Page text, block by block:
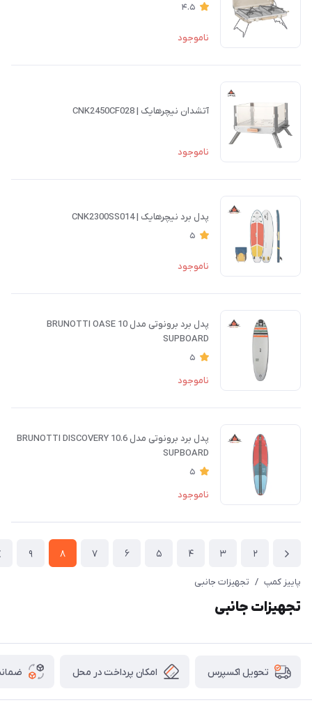
4.5
ناموجود
آتشدان نیچرهایک | CNK2450CF028
ناموجود
پدل برد نیچرهایک | CNK2300SS014
5
ناموجود
پدل برد برونوتی مدل BRUNOTTI OASE 10
SUPBOARD
5
ناموجود
پدل برد برونوتی مدل BRUNOTTI DISCOVERY 10.6
SUPBOARD
5
ناموجود
2
3
4
5
6
7
8
9
پاییز کمپ / تجهیزات جانبی
تجهیزات جانبی
تحویل اکسپرس امکان پرداخت در محل